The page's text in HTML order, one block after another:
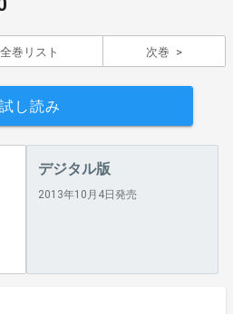
全巻リスト 次巻
試し読み
デジタル版
2013年10月4日発売